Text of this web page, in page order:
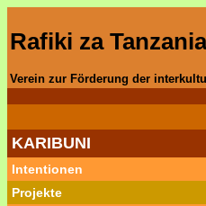
Rafiki za Tanzania
Verein zur Förderung der
KARIBUNI
Intentionen
Projekte